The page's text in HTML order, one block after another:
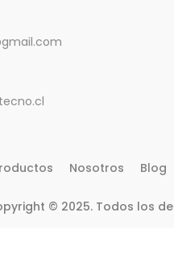
Nosotros Blog
© 2025. Todos los